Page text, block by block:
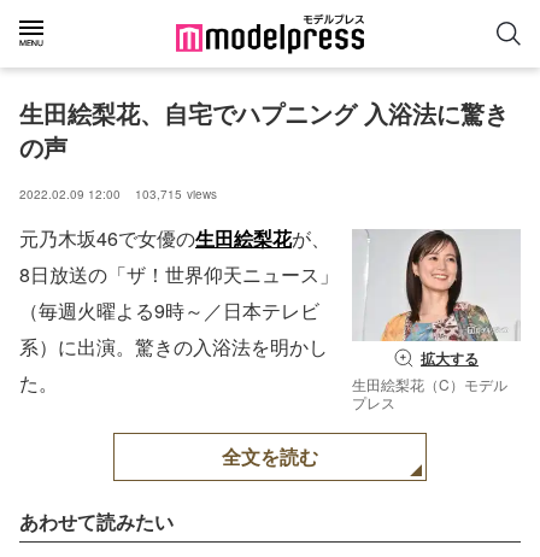
生田絵梨花、自宅でハプニング 入浴法に驚き
の声
2022.02.09 12:00 103,715 views
拡大する
生田絵梨花（C）モデル
プレス
元乃木坂46で女優の生田絵梨花が、
8日放送の「ザ！世界仰天ニュース」
（毎週火曜よる9時～／日本テレビ
系）に出演。驚きの入浴法を明かし
た。
全文を読む
あわせて読みたい